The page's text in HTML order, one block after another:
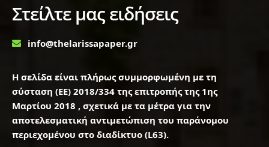
Στείλτε μας ειδήσεις
info@thelarissapaper.gr
Η σελίδα είναι πλήρως συμμορφωμένη με τη
σύσταση (ΕΕ) 2018/334 της επιτροπής της 1ης
Μαρτίου 2018 , σχετικά με τα μέτρα για την
αποτελεσματική αντιμετώπιση του παράνομου
περιεχομένου στο διαδίκτυο (L63).